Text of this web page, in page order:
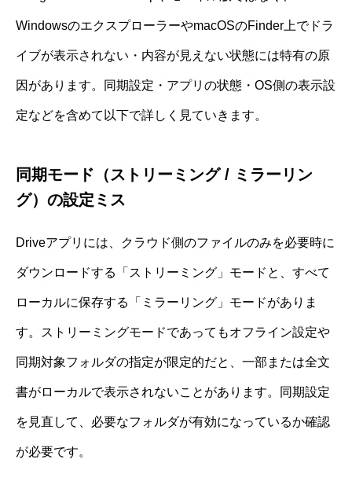
WindowsのエクスプローラーやmacOSのFinder上でドラ
イブが表示されない・内容が見えない状態には特有の原
因があります。同期設定・アプリの状態・OS側の表示設
定などを含めて以下で詳しく見ていきます。
同期モード（ストリーミング / ミラーリン
グ）の設定ミス
Driveアプリには、クラウド側のファイルのみを必要時に
ダウンロードする「ストリーミング」モードと、すべて
ローカルに保存する「ミラーリング」モードがありま
す。ストリーミングモードであってもオフライン設定や
同期対象フォルダの指定が限定的だと、一部または全文
書がローカルで表示されないことがあります。同期設定
を見直して、必要なフォルダが有効になっているか確認
が必要です。